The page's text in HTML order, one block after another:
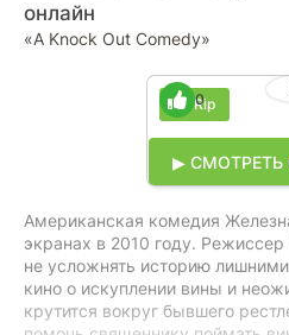
онлайн
«A Knock Out Comedy»
BDRip
0
▶ СМОТРЕТЬ
Американская комедия
экранах в 2010 году.
не усложнять историю
кино о искуплении вины и
крутится вокруг бывшего